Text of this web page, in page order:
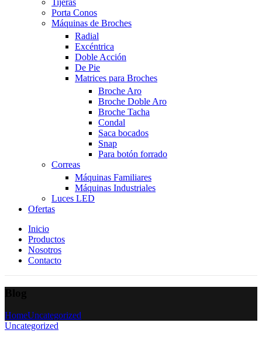
Tijeras
Porta Conos
Máquinas de Broches
Radial
Excéntrica
Doble Acción
De Pie
Matrices para Broches
Broche Aro
Broche Doble Aro
Broche Tacha
Condal
Saca bocados
Snap
Para botón forrado
Correas
Máquinas Familiares
Máquinas Industriales
Luces LED
Ofertas
Inicio
Productos
Nosotros
Contacto
HomeUncategorized
Uncategorized